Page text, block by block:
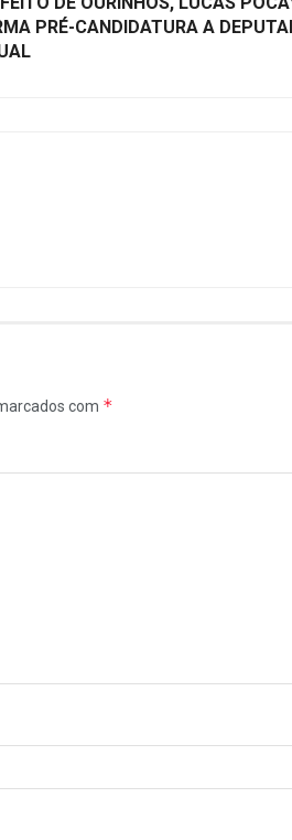
PRÉ-CANDIDATURA A
com *